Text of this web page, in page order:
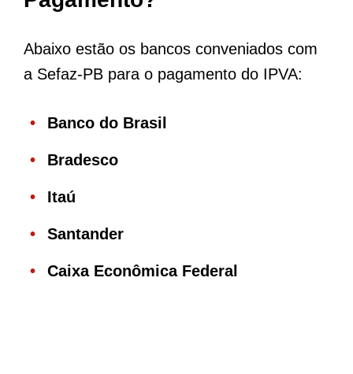
Abaixo estão os bancos conveniados com
a Sefaz-PB para o pagamento do IPVA:
Banco do Brasil
Bradesco
Itaú
Santander
Caixa Econômica Federal